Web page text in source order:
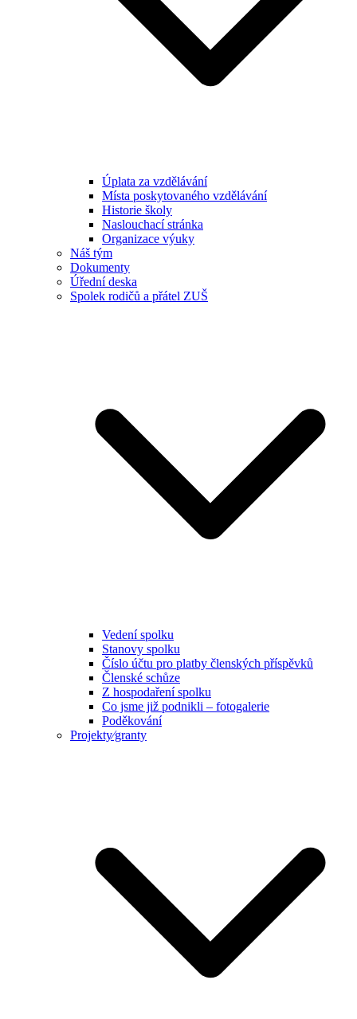
Úplata za vzdělávání
Místa poskytovaného vzdělávání
Historie školy
Naslouchací stránka
Organizace výuky
Náš tým
Dokumenty
Úřední deska
Spolek rodičů a přátel ZUŠ
Vedení spolku
Stanovy spolku
Číslo účtu pro platby členských příspěvků
Členské schůze
Z hospodaření spolku
Co jsme již podnikli – fotogalerie
Poděkování
Projekty⁄granty